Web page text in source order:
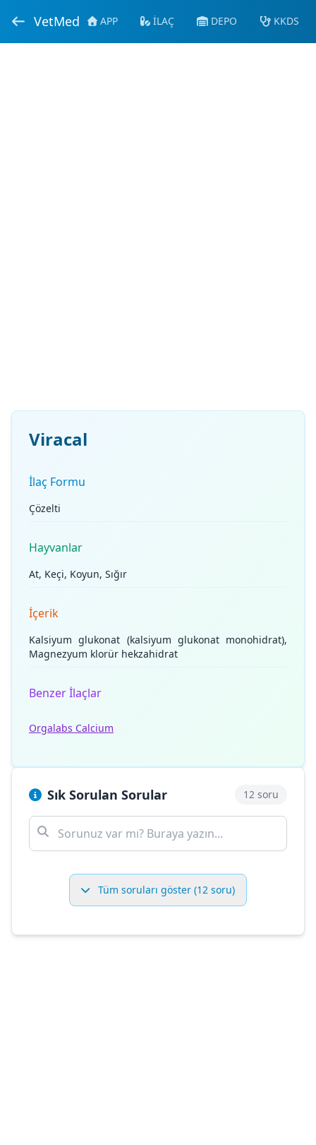
VetMed APP İLAÇ DEPO KKDS
Viracal
İlaç Formu
Çözelti
Hayvanlar
At, Keçi, Koyun, Sığır
İçerik
Kalsiyum glukonat (kalsiyum glukonat monohidrat),
Magnezyum klorür hekzahidrat
Benzer İlaçlar
Orgalabs Calcium
Sık Sorulan Sorular 12 soru
Tüm soruları göster (12 soru)